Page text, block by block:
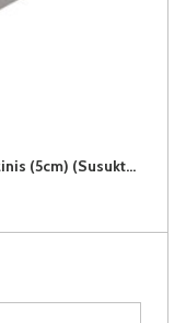
TOP ALOE GREEN 180x200x5 antčiužinis (5cm) (Susuktas)